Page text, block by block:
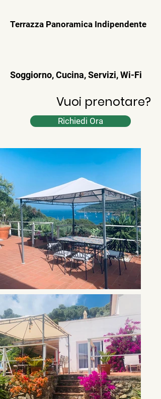
Terrazza Panoramica Indipendente
Soggiorno, Cucina, Servizi, Wi-Fi
Vuoi prenotare?
Richiedi Ora